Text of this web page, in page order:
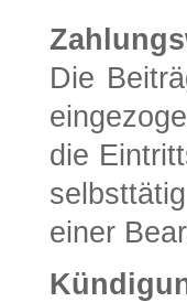
Die
die
einer